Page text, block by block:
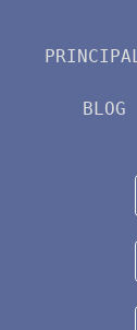
PRINCIPAL
BLOG